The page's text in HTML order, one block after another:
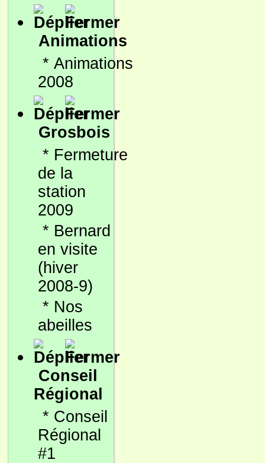
Animations
* Animations
2008
Grosbois
* Fermeture
de la
station
2009
* Bernard
en visite
(hiver
2008-9)
* Nos
abeilles
Conseil
Régional
* Conseil
Régional
#1